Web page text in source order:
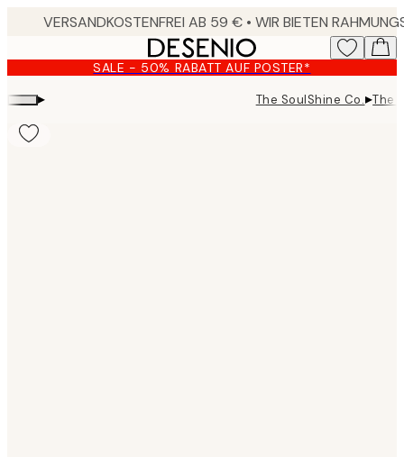
content.
SALE - 50% RABATT AUF POSTER*
▸ The SoulShine Co.▸The